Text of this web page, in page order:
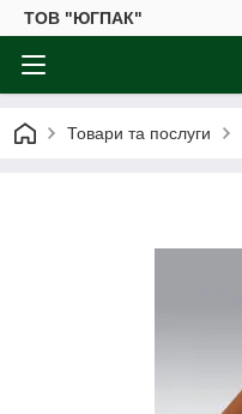
ТОВ "ЮГПАК"
Товари та послуги